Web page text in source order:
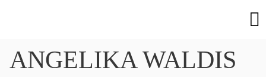
ANGELIKA WALDIS